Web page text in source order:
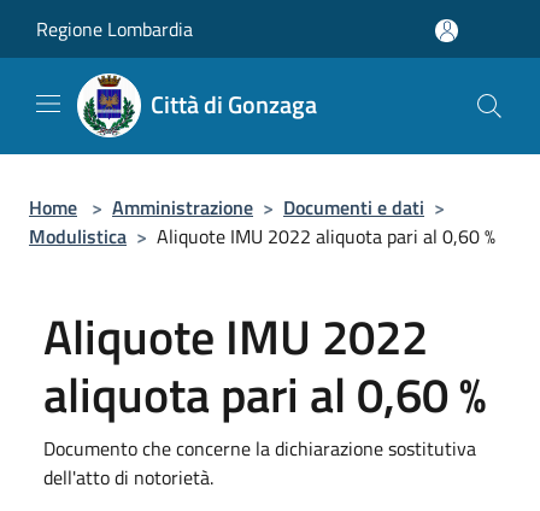
Regione Lombardia
Città di Gonzaga
Home > Amministrazione > Documenti e dati >
Modulistica > Aliquote IMU 2022 aliquota pari al 0,60 %
Aliquote IMU 2022
aliquota pari al 0,60 %
Documento che concerne la dichiarazione sostitutiva
dell'atto di notorietà.